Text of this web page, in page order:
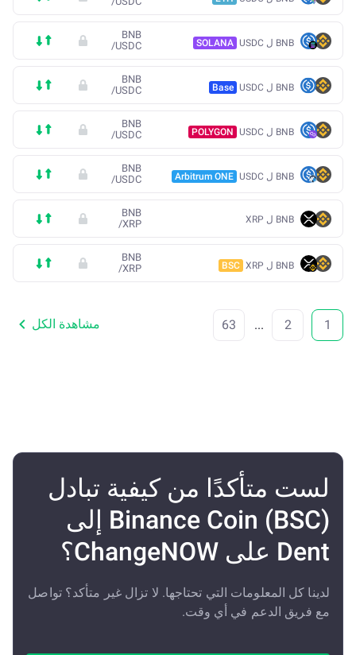
BNB ل USDC SOLANA
BNB
/USDC
BNB ل USDC Base
BNB
/USDC
BNB ل USDC POLYGON
BNB
/USDC
BNB ل USDC Arbitrum ONE
BNB
/USDC
BNB ل XRP
BNB
/XRP
BNB ل XRP BSC
BNB
/XRP
1
2
...
63 مشاهدة الكل
لست متأكدًا من كيفية تبادل
Binance Coin (BSC) إلى
Dent على ChangeNOW؟
لدينا كل المعلومات التي تحتاجها. لا تزال غير متأكد؟ تواصل
مع فريق الدعم في أي وقت.